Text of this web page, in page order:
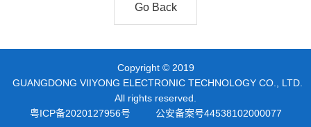
Go Back
Copyright © 2019
GUANGDONG VIIYONG ELECTRONIC TECHNOLOGY CO., LTD.
All rights reserved.
粤ICP备2020127956号
公安备案号44538102000077